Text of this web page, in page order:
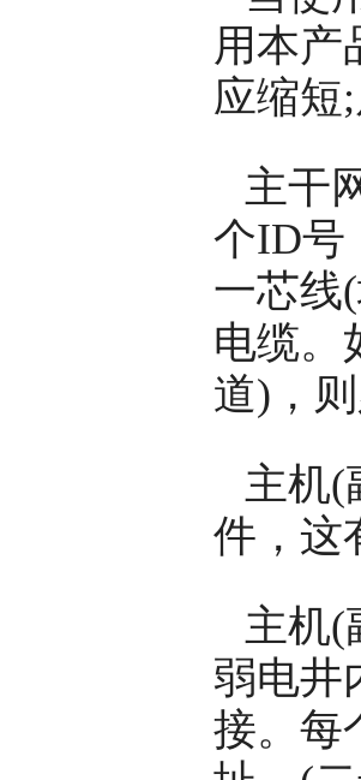
用本产
应缩短
主干
个ID号
一芯线
电缆。
道)，
主机(
件，这
主机(
弱电井
接。每